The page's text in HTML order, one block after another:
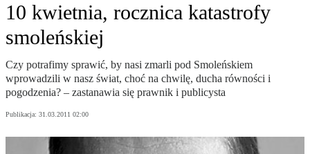
10 kwietnia, rocznica katastrofy
smoleńskiej
Czy potrafimy sprawić, by nasi zmarli pod Smoleńskiem
wprowadzili w nasz świat, choć na chwilę, ducha równości i
pogodzenia? – zastanawia się prawnik i publicysta
Publikacja: 31.03.2011 02:00